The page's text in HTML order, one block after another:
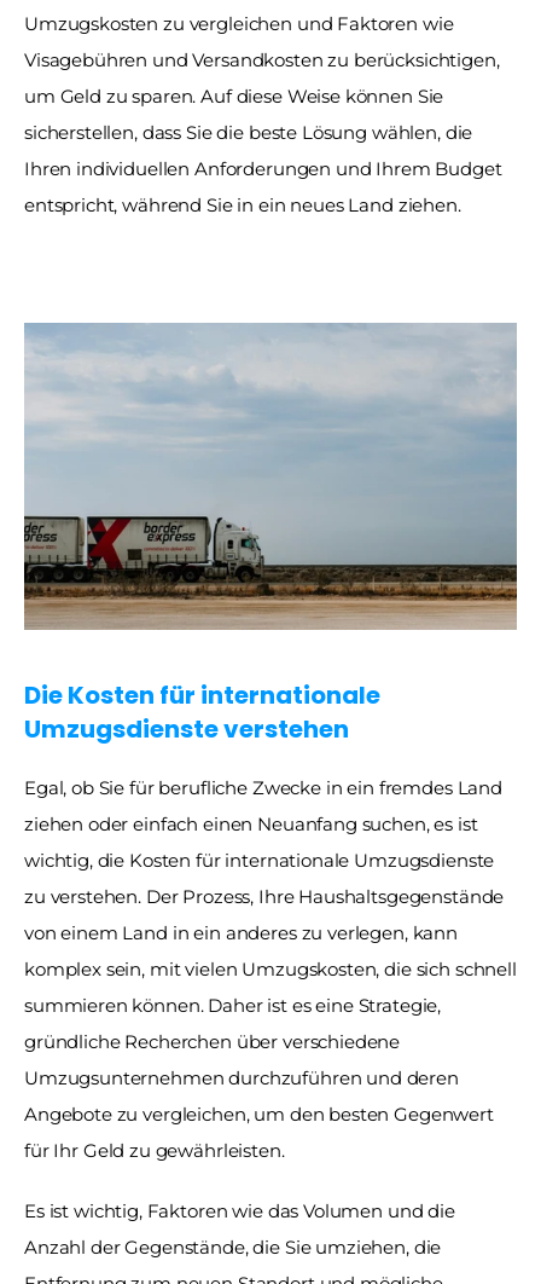
Umzugskosten zu vergleichen und Faktoren wie
Visagebühren und Versandkosten zu berücksichtigen,
um Geld zu sparen. Auf diese Weise können Sie
sicherstellen, dass Sie die beste Lösung wählen, die
Ihren individuellen Anforderungen und Ihrem Budget
entspricht, während Sie in ein neues Land ziehen.
Die Kosten für internationale
Umzugsdienste verstehen
Egal, ob Sie für berufliche Zwecke in ein fremdes Land
ziehen oder einfach einen Neuanfang suchen, es ist
wichtig, die Kosten für internationale Umzugsdienste
zu verstehen. Der Prozess, Ihre Haushaltsgegenstände
von einem Land in ein anderes zu verlegen, kann
komplex sein, mit vielen Umzugskosten, die sich schnell
summieren können. Daher ist es eine Strategie,
gründliche Recherchen über verschiedene
Umzugsunternehmen durchzuführen und deren
Angebote zu vergleichen, um den besten Gegenwert
für Ihr Geld zu gewährleisten.
Es ist wichtig, Faktoren wie das Volumen und die
Anzahl der Gegenstände, die Sie umziehen, die